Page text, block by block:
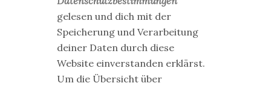
gelesen und dich mit der
Speicherung und Verarbeitung
deiner Daten durch diese
Website einverstanden erklärst.
Um die Übersicht über